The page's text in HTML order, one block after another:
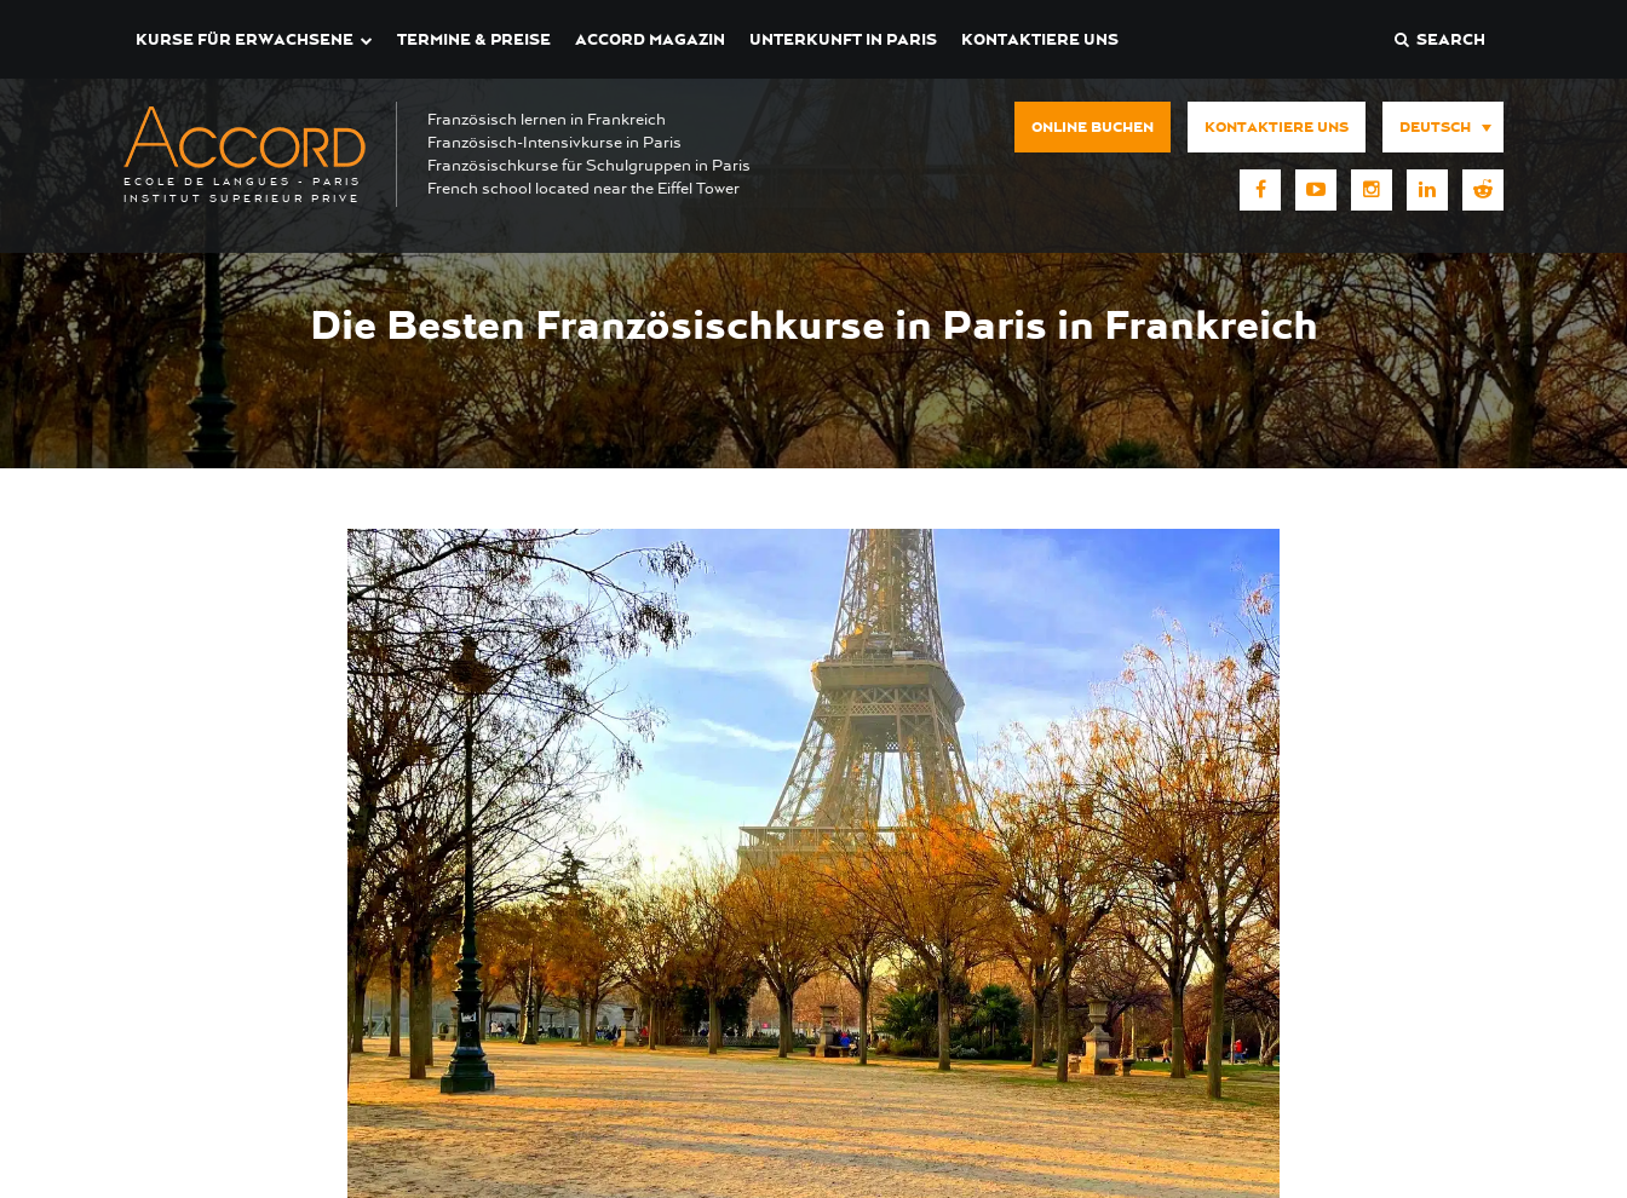
KURSE FÜR ERWACHSENE TERMINE & PREISE ACCORD MAGAZIN UNTERKUNFT IN PARIS KONTAKTIERE UNS SEARCH
ECOLE DE LANGUES - PARIS
INSTITUT SUPERIEUR PRIVE
Französisch lernen in Frankreich
Französisch-Intensivkurse in Paris
Französischkurse für Schulgruppen in Paris
French school located near the Eiffel Tower
ONLINE BUCHEN KONTAKTIERE UNS DEUTSCH
Die Besten Französischkurse in Paris in Frankreich